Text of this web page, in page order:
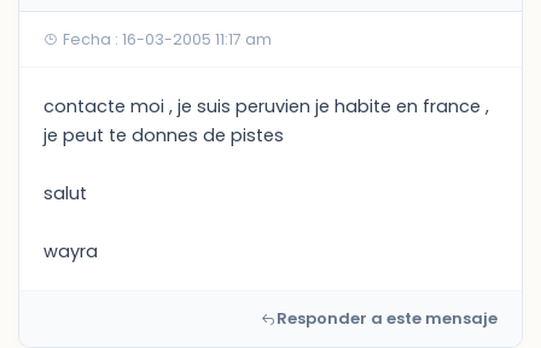
Fecha : 16-03-2005 11:17 am
contacte moi , je suis peruvien je habite en france ,
je peut te donnes de pistes
salut
wayra
Responder a este mensaje